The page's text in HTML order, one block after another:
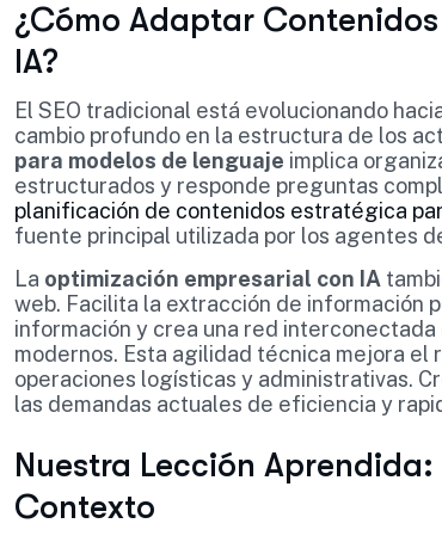
¿Cómo Adaptar
IA?
El SEO tradicional está evolucionando
cambio profundo en la estructura de los
para modelos de lenguaje implica
estructurados y responde preguntas
planificación de contenidos estratégica
fuente principal utilizada por los agentes
La optimización empresarial con IA
web. Facilita la extracción de información
información y crea una red
modernos. Esta agilidad técnica mejora el
operaciones logísticas y administrativas.
las demandas actuales de eficiencia y
Nuestra Lección
Contexto